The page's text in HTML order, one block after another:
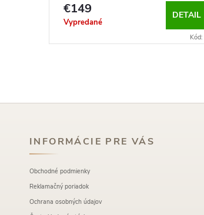
€149
Vypredané
DETAIL
Kód:
INFORMÁCIE PRE VÁS
Obchodné podmienky
Reklamačný poriadok
Ochrana osobných údajov